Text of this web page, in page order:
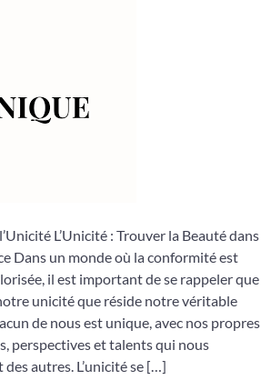
ce
L’Unicité : Trouver la Beauté dans
Dans un monde où la conformité est
il est important de se rappeler que
unicité que réside notre véritable
de nous est unique, avec nos propres
perspectives et talents qui nous
autres. L’unicité se […]